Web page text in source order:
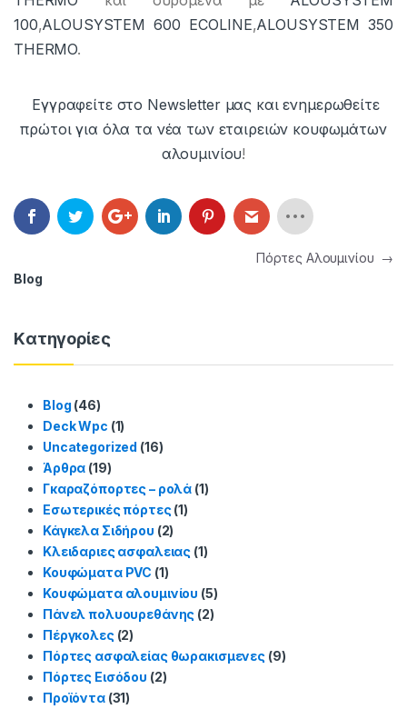
100,ALOUSYSTEM 600 ECOLINE,ALOUSYSTEM 350
THERMO.
Εγγραφείτε στο Newsletter μας και ενημερωθείτε
πρώτοι για όλα τα νέα των εταιρειών κουφωμάτων
αλουμινίου!
Πόρτες Αλουμινίου →
Blog
Kατηγορίες
Blog (46)
Deck Wpc (1)
Uncategorized (16)
Άρθρα (19)
Γκαραζόπορτες – ρολά (1)
Εσωτερικές πόρτες(1)
Κάγκελα Σιδήρου (2)
Κλειδαριες ασφαλειας (1)
Κουφώματα PVC (1)
Κουφώματα αλουμινίου (5)
Πάνελ πολυουρεθάνης (2)
Πέργκολες(2)
Πόρτες ασφαλείας θωρακισμενες(9)
Πόρτες Εισόδου (2)
Προϊόντα(31)